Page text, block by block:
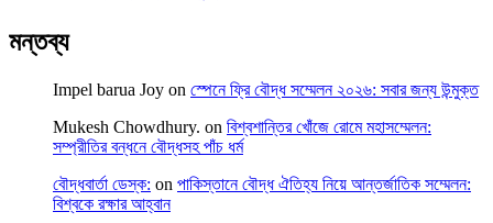
মন্তব্য
Impel barua Joy on স্পেনে ফ্রি বৌদ্ধ সম্মেলন ২০২৬: সবার জন্য উন্মুক্ত
Mukesh Chowdhury. on বিশ্বশান্তির খোঁজে রোমে মহাসম্মেলন:
সম্প্রীতির বন্ধনে বৌদ্ধসহ পাঁচ ধর্ম
বৌদ্ধবার্তা ডেস্ক: on পাকিস্তানে বৌদ্ধ ঐতিহ্য নিয়ে আন্তর্জাতিক সম্মেলন:
বিশ্বকে রক্ষার আহ্বান